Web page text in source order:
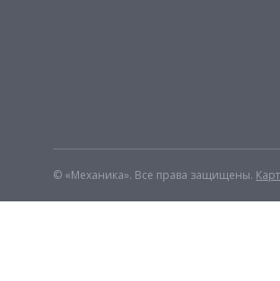
© «Механика». Все права защищены.